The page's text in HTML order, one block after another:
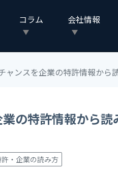
コラム 会社情報
ャンスを企業の特許情報か
の特許情報から
許・企業の読み方